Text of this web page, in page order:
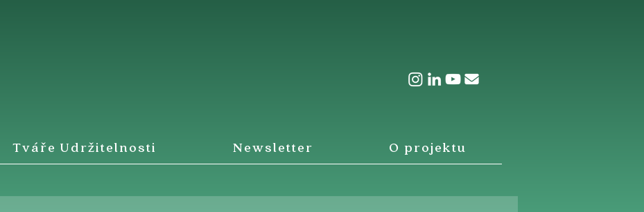
Tváře Udržitelnosti Newsletter O projektu